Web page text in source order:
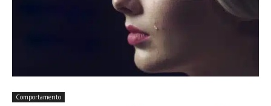
Comportamento